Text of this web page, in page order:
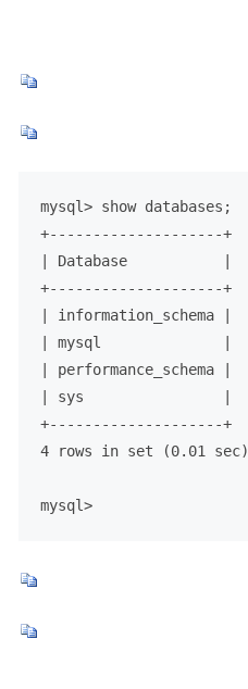
mysql> show databases;
+--------------------+
| Database           |
+--------------------+
| information_schema |
| mysql              |
| performance_schema |
| sys                |
+--------------------+
4 rows in set (0.01 sec)
mysql>